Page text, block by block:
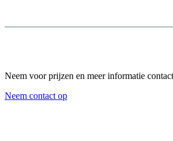
Neem voor prijzen en meer informatie
Neem contact op